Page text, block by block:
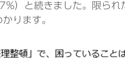
）と続きました。限ら
ります。